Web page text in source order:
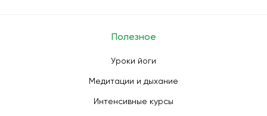
Полезное
Уроки йоги
Медитации и дыхание
Интенсивные курсы